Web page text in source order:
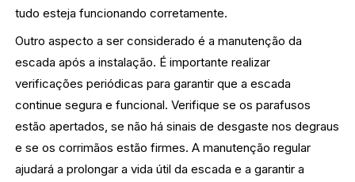
tudo esteja funcionando corretamente.
Outro aspecto a ser considerado é a manutenção da
escada após a instalação. É importante realizar
verificações periódicas para garantir que a escada
continue segura e funcional. Verifique se os parafusos
estão apertados, se não há sinais de desgaste nos degraus
e se os corrimãos estão firmes. A manutenção regular
ajudará a prolongar a vida útil da escada e a garantir a